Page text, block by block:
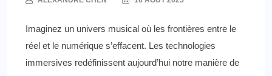
Imaginez un univers musical où les frontières entre le
réel et le numérique s’effacent. Les technologies
immersives redéfinissent aujourd’hui notre manière de